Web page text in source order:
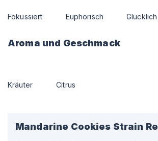
Fokussiert Euphorisch Glücklich
Aroma und Geschmack
Kräuter Citrus
Mandarine Cookies Strain